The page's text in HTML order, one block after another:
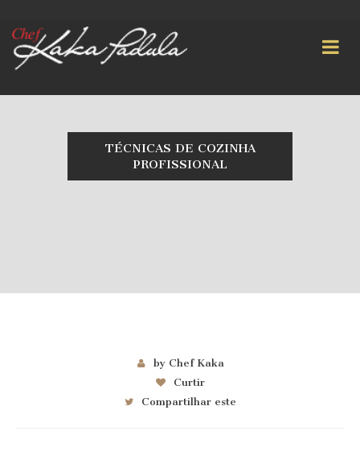
TÉCNICAS DE COZINHA
PROFISSIONAL
by Chef Kaka
Curtir
Compartilhar este